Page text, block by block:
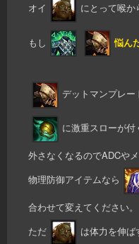
オイ にとって喉か
もし 悩ん
デットマンプレー
に激重スローが
外さなくなるのでADCや
物理防御アイテムなら
合わせて変えてください。
ただ
は体力を伸